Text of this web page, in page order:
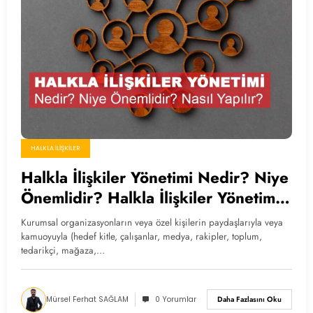
HALKLA İLIŞKILER
Halkla İlişkiler Yönetimi Nedir? Niye
Önemlidir? Halkla İlişkiler Yönetimi
Nasıl Yapılır?
Kurumsal organizasyonların veya özel kişilerin paydaşlarıyla veya
kamuoyuyla (hedef kitle, çalışanlar, medya, rakipler, toplum,
tedarikçi, mağaza,…
Mürsel Ferhat SAĞLAM 0 Yorumlar Daha Fazlasını Oku